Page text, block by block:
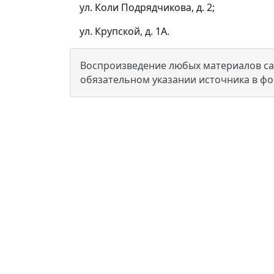
ул. Коли Подрядчикова, д. 2;
ул. Крупской, д. 1А.
Воспроизведение любых материалов
обязательном указании источника в